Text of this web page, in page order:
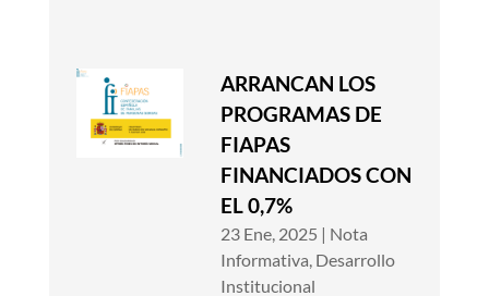
ARRANCAN LOS
PROGRAMAS DE
FIAPAS
FINANCIADOS CON
EL 0,7%
23 Ene, 2025 | Nota
Informativa, Desarrollo
Institucional